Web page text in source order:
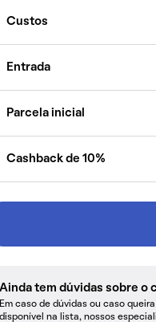
Custos
Entrada
Parcela inicial
Cashback de 10%
Ainda tem dúvidas sobre o
Em caso de dúvidas ou caso
disponível na lista, nossos